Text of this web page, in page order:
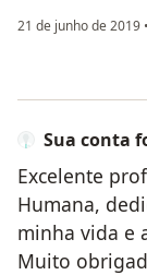
21 de junho de 2019 •
Sua conta
Excelente
Humana,
minha vida e
Muito